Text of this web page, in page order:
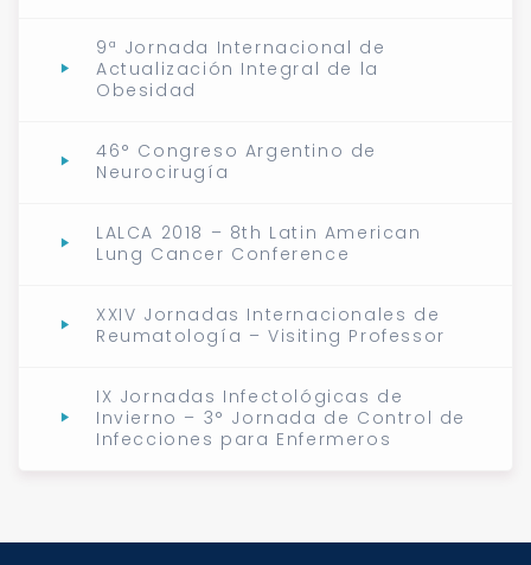
9ª Jornada Internacional de
Actualización Integral de la
Obesidad
46° Congreso Argentino de
Neurocirugía
LALCA 2018 – 8th Latin American
Lung Cancer Conference
XXIV Jornadas Internacionales de
Reumatología – Visiting Professor
IX Jornadas Infectológicas de
Invierno – 3° Jornada de Control de
Infecciones para Enfermeros